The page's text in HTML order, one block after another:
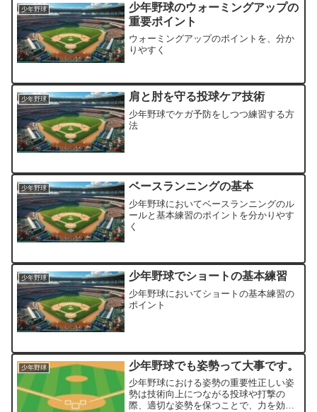
少年野球
少年野球のウォーミングアップの
重要ポイント
ウォーミングアップのポイントを、分か
りやすく
少年野球 肩と肘を守る投球ケア技術
少年野球でケガ予防をしつつ練習する方
法
少年野球 ベースランニングの基本
少年野球においてベースランニングのル
ールと基本練習のポイントを分かりやす
く
少年野球 少年野球でショートの基本練習
少年野球においてショートの基本練習の
ポイント
少年野球 少年野球でも姿勢って大事です。
少年野球における姿勢の重要性正しい姿
勢は技術向上につながる投球や打撃の
際、適切な姿勢を保つことで、力を効率